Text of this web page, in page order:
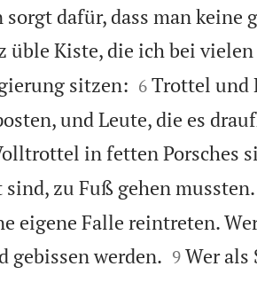
dafür, dass man keine
üble Kiste, die ich bei
sitzen:
6 Trottel und
und Leute, die es
in fetten Porsches
zu Fuß gehen mussten.
eigene Falle reintreten.
gebissen werden.
9 Wer als